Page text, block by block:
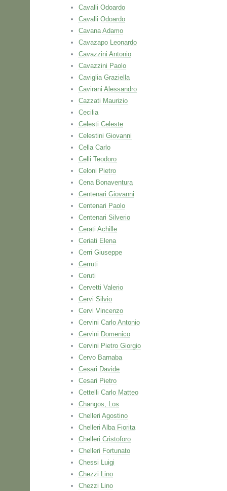
Cavalli Odoardo
Cavalli Odoardo
Cavana Adamo
Cavazapo Leonardo
Cavazzini Antonio
Cavazzini Paolo
Caviglia Graziella
Cavirani Alessandro
Cazzati Maurizio
Cecilia
Celesti Celeste
Celestini Giovanni
Cella Carlo
Celli Teodoro
Celoni Pietro
Cena Bonaventura
Centenari Giovanni
Centenari Paolo
Centenari Silverio
Cerati Achille
Ceriati Elena
Cerri Giuseppe
Cerruti
Ceruti
Cervetti Valerio
Cervi Silvio
Cervi Vincenzo
Cervini Carlo Antonio
Cervini Domenico
Cervini Pietro Giorgio
Cervo Barnaba
Cesari Davide
Cesari Pietro
Cettelli Carlo Matteo
Changos, Los
Chelleri Agostino
Chelleri Alba Fiorita
Chelleri Cristoforo
Chelleri Fortunato
Chessi Luigi
Chezzi Lino
Chezzi Lino